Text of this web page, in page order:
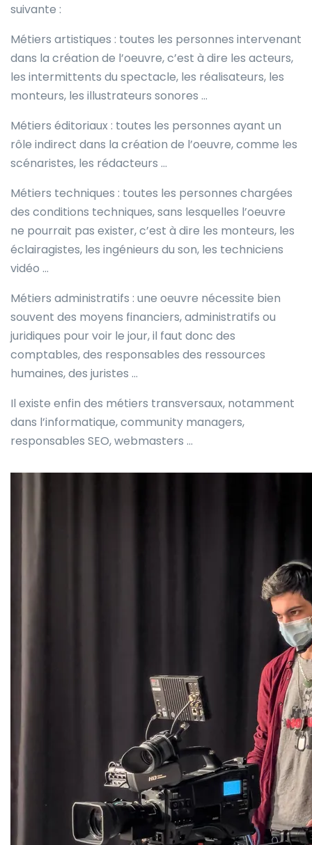
suivante :
Métiers artistiques : toutes les personnes intervenant
dans la création de l’oeuvre, c’est à dire les acteurs,
les intermittents du spectacle, les réalisateurs, les
monteurs, les illustrateurs sonores …
Métiers éditoriaux : toutes les personnes ayant un
rôle indirect dans la création de l’oeuvre, comme les
scénaristes, les rédacteurs …
Métiers techniques : toutes les personnes chargées
des conditions techniques, sans lesquelles l’oeuvre
ne pourrait pas exister, c’est à dire les monteurs, les
éclairagistes, les ingénieurs du son, les techniciens
vidéo …
Métiers administratifs : une oeuvre nécessite bien
souvent des moyens financiers, administratifs ou
juridiques pour voir le jour, il faut donc des
comptables, des responsables des ressources
humaines, des juristes …
Il existe enfin des métiers transversaux, notamment
dans l’informatique, community managers,
responsables SEO, webmasters …